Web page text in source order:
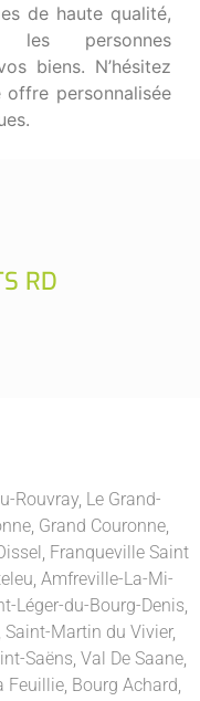
de haute qualité,
les personnes
biens. N’hésitez
personnalisée
RD
Rouvray, Le Grand-
, Grand Couronne,
, Franqueville Saint
, Amfreville-La-Mi-
Léger-du-Bourg-Denis,
Saint-Martin du Vivier,
Saëns, Val De Saane,
Feuillie, Bourg Achard,